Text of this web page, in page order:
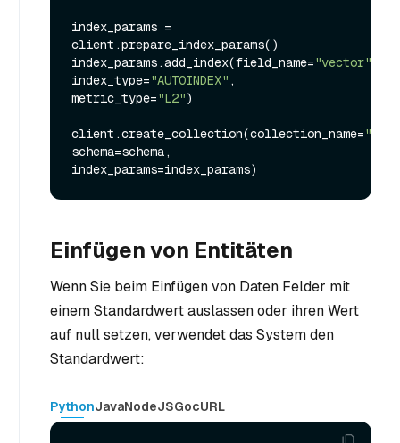
index_params =
client.prepare_index_params()
index_params.add_index(field_name="vector"
index_type="AUTOINDEX" ,
metric_type="L2")
client.create_collection(collection_name=
schema=schema,
Einfügen von Entitäten
Wenn Sie beim Einfügen von Daten Felder mit
einem Standardwert auslassen oder ihren Wert
auf null setzen, verwendet das System den
Standardwert:
PythonJavaNodeJSGocURL